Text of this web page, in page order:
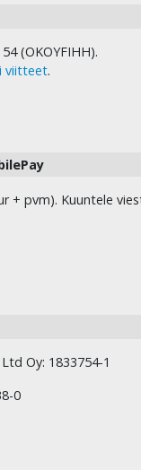
(OKOYFIHH).
viitteet.
+ pvm). Kuuntele
Oy: 1833754-1
0